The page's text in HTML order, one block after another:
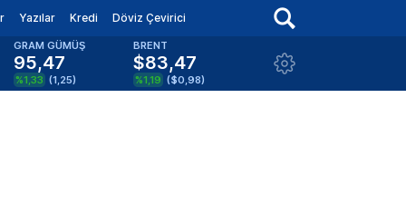
Yazılar Kredi Döviz Çevirici
GRAM GÜMÜŞ
95,47
%1,33 (1,25)
BRENT
$83,47
%1,19 ($0,98)